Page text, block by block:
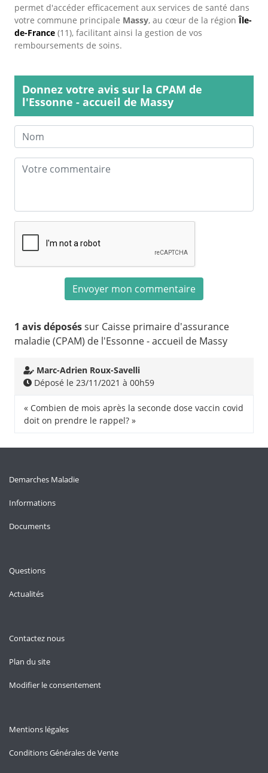
permet d'accéder efficacement aux services de santé dans
votre commune principale Massy, au cœur de la régionÎle-
de-France (11), facilitant ainsi la gestion de vos
remboursements de soins.
Donnez votre avis sur la CPAM de
l'Essonne - accueil de Massy
1 avis déposéssur Caisse primaire d'assurance
maladie (CPAM) de l'Essonne - accueil de Massy
Marc-Adrien Roux-Savelli
Déposé le 23/11/2021 à 00h59
« Combien de mois après la seconde dose vaccin covid
doit on prendre le rappel? »
Demarches Maladie
Informations
Documents
Questions
Actualités
Contactez nous
Plan du site
Modifier le consentement
Mentions légales
Conditions Générales de Vente